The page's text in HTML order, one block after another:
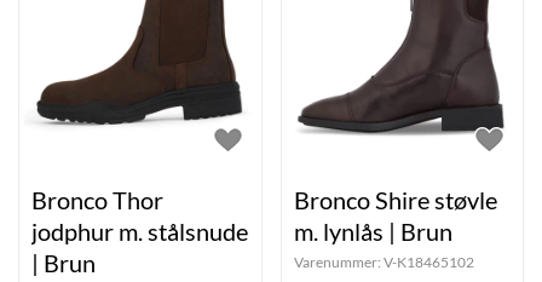
Bronco Thor
jodphur m. stålsnude
| Brun
Bronco Shire støvle
m. lynlås | Brun
Varenummer: V-K18465102